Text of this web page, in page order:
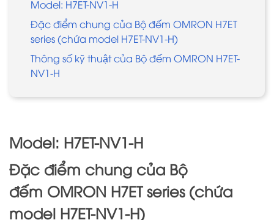
Model: H7ET-NV1-H
Đặc điểm chung của Bộ đếm OMRON H7ET
series (chứa model H7ET-NV1-H)
Thông số kỹ thuật của Bộ đếm OMRON H7ET-
NV1-H
Model: H7ET-NV1-H
Đặc điểm chung của Bộ
đếm OMRON H7ET series (chứa
model H7ET-NV1-H)